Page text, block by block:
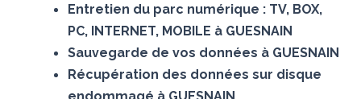
Entretien du parc numérique : TV, BOX,
PC, INTERNET, MOBILE à GUESNAIN
Sauvegarde de vos données à GUESNAIN
Récupération des données sur disque
endommagé à GUESNAIN